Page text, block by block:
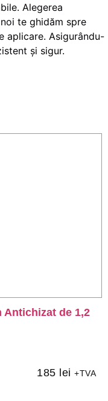
Alegerea
te ghidăm spre
aplicare. Asigurându-
și sigur.
Antichizat de 1,2
185 lei +TVA